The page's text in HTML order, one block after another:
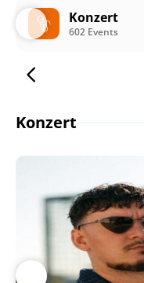
Konzert
602 Events
Konzert